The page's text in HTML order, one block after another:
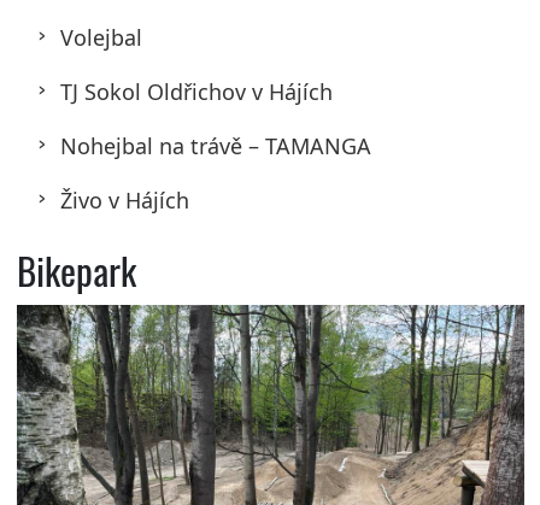
Volejbal
TJ Sokol Oldřichov v Hájích
Nohejbal na trávě – TAMANGA
Živo v Hájích
Bikepark